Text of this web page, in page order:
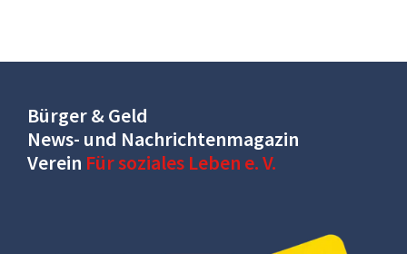
Bürger & Geld
News- und Nachrichtenmagazin
Verein Für soziales Leben e. V.